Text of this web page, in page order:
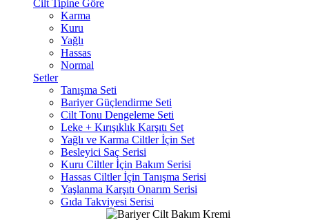
Cilt Tipine Göre
Karma
Kuru
Yağlı
Hassas
Normal
Setler
Tanışma Seti
Bariyer Güçlendirme Seti
Cilt Tonu Dengeleme Seti
Leke + Kırışıklık Karşıtı Set
Yağlı ve Karma Ciltler İçin Set
Besleyici Saç Serisi
Kuru Ciltler İçin Bakım Serisi
Hassas Ciltler İçin Tanışma Serisi
Yaşlanma Karşıtı Onarım Serisi
Gıda Takviyesi Serisi